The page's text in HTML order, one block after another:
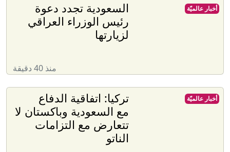
السعودية تجدد دعوة
رئيس الوزراء العراقي
لزيارتها
منذ 40 دقيقة
أخبار عالميّة
تركيا: اتفاقية الدفاع
مع السعودية وباكستان لا
تتعارض مع التزامات
الناتو
أخبار عالميّة